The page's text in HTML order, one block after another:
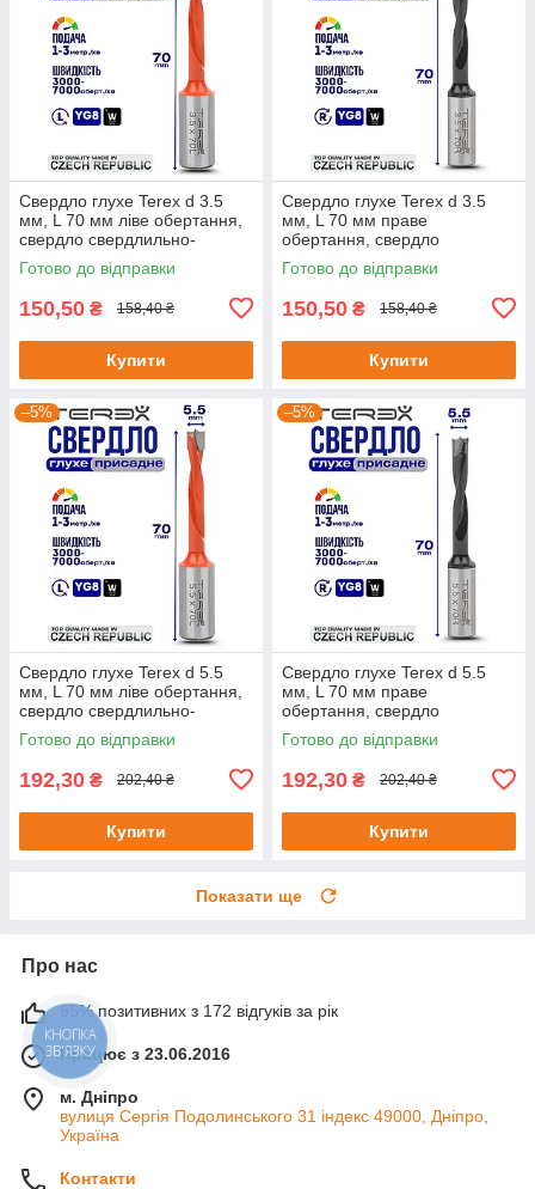
Свердло глухе Terex d 3.5
мм, L 70 мм ліве обертання,
свердло свердлильно-
присадного верстата,
свердло для меблів
Готово до відправки
150,50 ₴ 158,40 ₴
Купити
Свердло глухе Terex d 3.5
мм, L 70 мм праве
обертання, свердло
свердлильно-присадного
верстата, свердло для ЧПУ
Готово до відправки
150,50 ₴ 158,40 ₴
Купити
–5%
Свердло глухе Terex d 5.5
мм, L 70 мм ліве обертання,
свердло свердлильно-
присадного верстата,
свердло для ЧПУ
Готово до відправки
192,30 ₴ 202,40 ₴
Купити
–5%
Свердло глухе Terex d 5.5
мм, L 70 мм праве
обертання, свердло
свердлильно-присадного
верстата, свердло для ЧПУ
Готово до відправки
192,30 ₴ 202,40 ₴
Купити
Показати ще
Про нас
95% позитивних з 172 відгуків за рік
Працює з 23.06.2016
м. Дніпро
вулиця Сергія Подолинського 31 індекс 49000, Дніпро,
Україна
Контакти
КНОПКА
ЗВ'ЯЗКУ